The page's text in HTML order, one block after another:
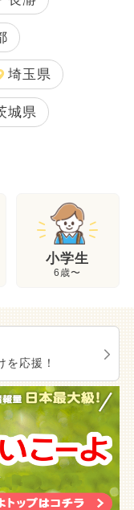
埼玉県
城県
小学生
6歳〜
を応援！